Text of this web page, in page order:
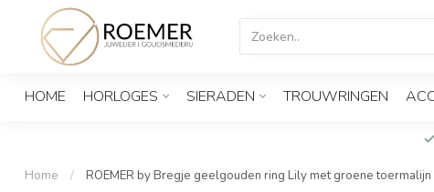
HOME HORLOGES SIERADEN TROUWRINGEN
Home / ROEMER by Bregje geelgouden ring Lily met groene toermalijn